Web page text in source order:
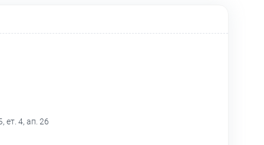
4, ап. 26